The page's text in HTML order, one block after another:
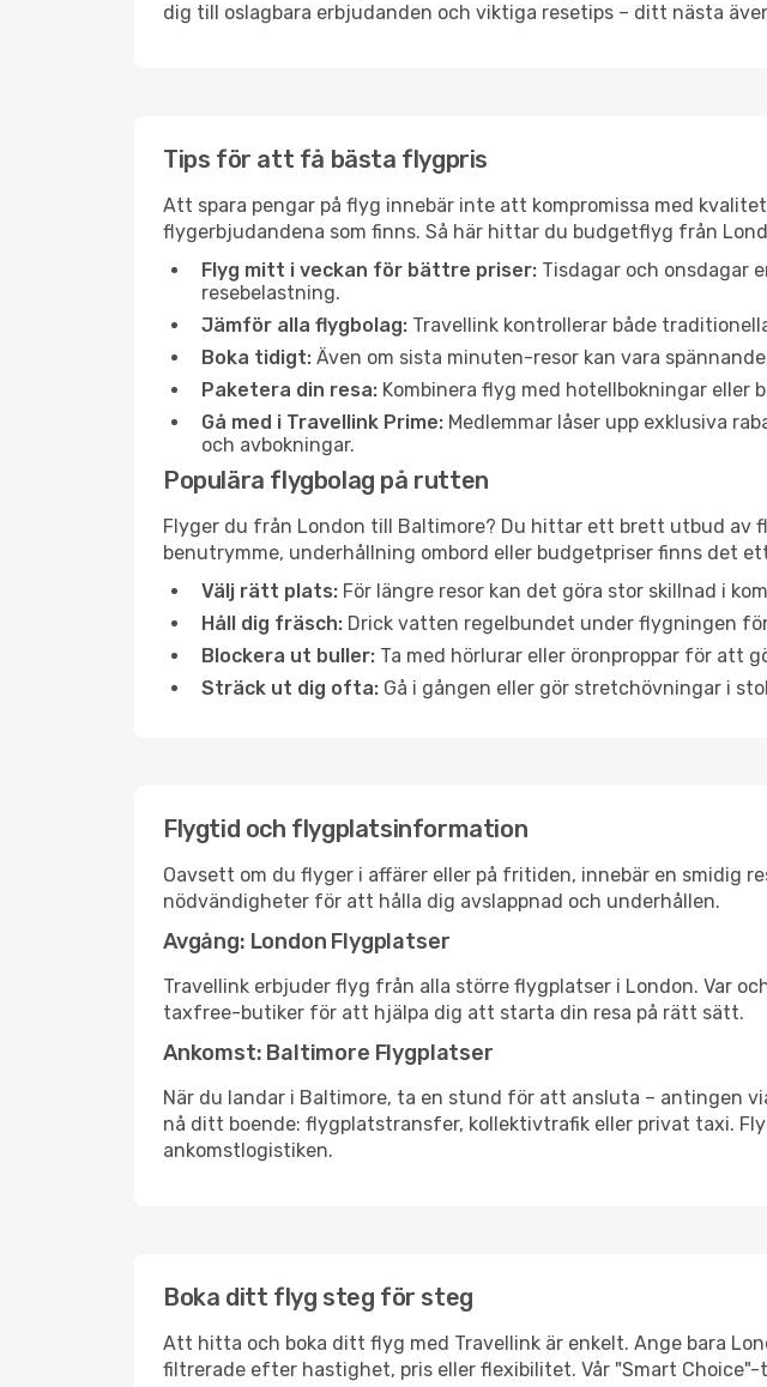
dig till oslagbara erbjudanden och viktiga resetips – ditt nästa
Tips för att få bästa flygpris
Att spara pengar på flyg innebär inte att kompromissa med
flygerbjudandena som finns. Så här hittar du budgetflyg från
Flyg mitt i veckan för bättre priser: Tisdagar och onsdagar
resebelastning.
Jämför alla flygbolag: Travellink kontrollerar både
Boka tidigt: Även om sista minuten-resor kan vara
Paketera din resa: Kombinera flyg med hotellbokningar eller
Gå med i Travellink Prime: Medlemmar låser upp exklusiva
och avbokningar.
Populära flygbolag på rutten
Flyger du från London till Baltimore? Du hittar ett brett utbud av
benutrymme, underhållning ombord eller budgetpriser finns det
Välj rätt plats: För längre resor kan det göra stor skillnad i
Håll dig fräsch: Drick vatten regelbundet under flygningen
Blockera ut buller: Ta med hörlurar eller öronproppar för att
Sträck ut dig ofta: Gå i gången eller gör stretchövningar i
Flygtid och flygplatsinformation
Oavsett om du flyger i affärer eller på fritiden, innebär en smidig
nödvändigheter för att hålla dig avslappnad och underhållen.
Avgång: London Flygplatser
Travellink erbjuder flyg från alla större flygplatser i London. Var
taxfree-butiker för att hjälpa dig att starta din resa på rätt sätt.
Ankomst: Baltimore Flygplatser
När du landar i Baltimore, ta en stund för att ansluta – antingen
nå ditt boende: flygplatstransfer, kollektivtrafik eller privat taxi.
ankomstlogistiken.
Boka ditt flyg steg för steg
Att hitta och boka ditt flyg med Travellink är enkelt. Ange bara
filtrerade efter hastighet, pris eller flexibilitet. Vår "Smart